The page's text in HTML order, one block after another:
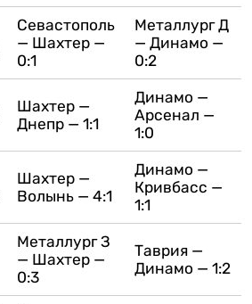
Севастополь
— Шахтер —
0:1
Металлург Д
— Динамо —
0:2
Шахтер —
Днепр — 1:1
Динамо —
Арсенал —
1:0
Шахтер —
Волынь — 4:1
Динамо —
Кривбасс —
1:1
Металлург З
— Шахтер —
0:3
Таврия —
Динамо — 1:2